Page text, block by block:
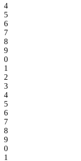
4
5
6
7
8
9
0
1
2
3
4
5
6
7
8
9
0
1